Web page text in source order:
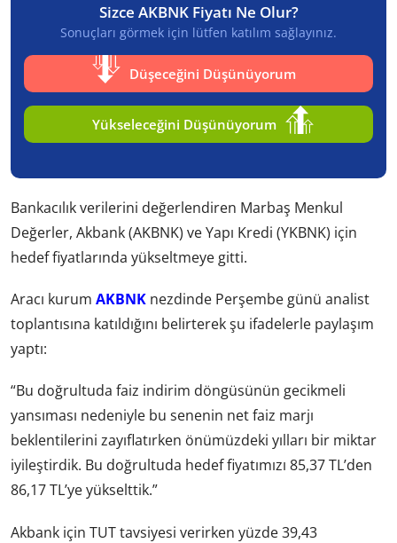
Sizce AKBNK Fiyatı Ne Olur?
Sonuçları görmek için lütfen katılım sağlayınız.
Düşeceğini Düşünüyorum
Yükseleceğini Düşünüyorum
Bankacılık verilerini değerlendiren Marbaş Menkul
Değerler, Akbank (AKBNK) ve Yapı Kredi (YKBNK) için
hedef fiyatlarında yükseltmeye gitti.
Aracı kurum AKBNK nezdinde Perşembe günü analist
toplantısına katıldığını belirterek şu ifadelerle paylaşım
yaptı:
“Bu doğrultuda faiz indirim döngüsünün gecikmeli
yansıması nedeniyle bu senenin net faiz marjı
beklentilerini zayıflatırken önümüzdeki yılları bir miktar
iyileştirdik. Bu doğrultuda hedef fiyatımızı 85,37 TL’den
86,17 TL’ye yükselttik.”
Akbank için TUT tavsiyesi verirken yüzde 39,43